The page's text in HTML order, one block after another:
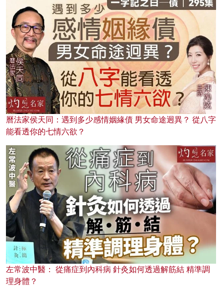
曆法家侯天同：遇到多少感情姻緣債 男女命途迥異？ 從八字
能看透你的七情六欲？
左常波中醫： 從痛症到內科病 針灸如何透過解筋結 精準調
理身體？